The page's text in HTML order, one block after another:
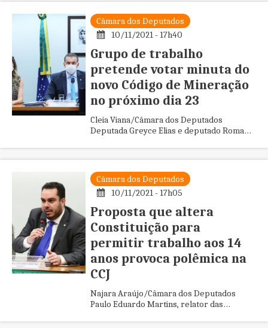
Câmara dos Deputados
10/11/2021 - 17h40
Grupo de trabalho
pretende votar minuta do
novo Código de Mineração
no próximo dia 23
Cleia Viana/Câmara dos Deputados
Deputada Greyce Elias e deputado Roman,
Câmara dos Deputados
10/11/2021 - 17h05
Proposta que altera
Constituição para
permitir trabalho aos 14
anos provoca polêmica na
CCJ
Najara Araújo/Câmara dos Deputados
Paulo Eduardo Martins, relator das